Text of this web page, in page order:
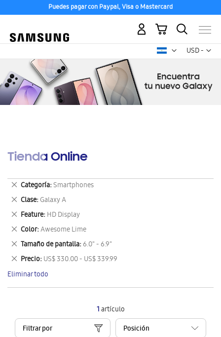
Puedes pagar con Paypal, Visa o Mastercard
Compra con ENVÍO GRATIS a tu hogar desde 48h hábiles
USD -
dólar
Mi carrito
Tienda Online
1artículo
Filtrar por
Categoría Smartphones
Eliminar
este
artículo
Clase Galaxy A
Eliminar
este
artículo
Feature HD Display
Eliminar
este
artículo
Color Awesome Lime
Eliminar
este
artículo
Tamaño de pantalla 6.0" - 6.9"
Eliminar
este
artículo
Precio US$ 330.00 - US$ 339.99
Eliminar
este
artículo
Eliminar todo